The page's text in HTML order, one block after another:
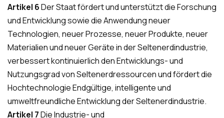
Artikel 6Der Staat fördert und unterstützt die Forschung
und Entwicklung sowie die Anwendung neuer
Technologien, neuer Prozesse, neuer Produkte, neuer
Materialien und neuer Geräte in der Seltenerdindustrie,
verbessert kontinuierlich den Entwicklungs- und
Nutzungsgrad von Seltenerdressourcen und fördert die
Hochtechnologie Endgültige, intelligente und
umweltfreundliche Entwicklung der Seltenerdindustrie.
Artikel 7Die Industrie- und